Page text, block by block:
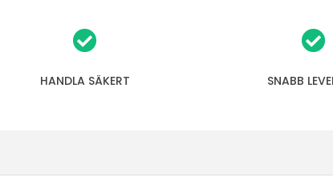
HANDLA SÄKERT SNABB